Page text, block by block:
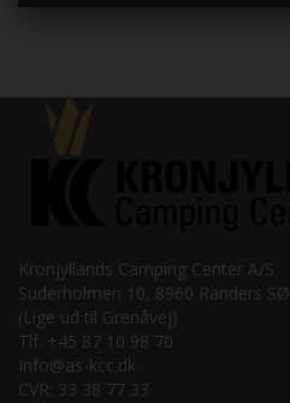
Kronjyllands Camping Center A/S
Suderholmen 10, 8960 Randers SØ
(Lige ud til Grenåvej)
Tlf. +45 87 10 98 70
Info@as-kcc.dk
CVR: 33 38 77 33